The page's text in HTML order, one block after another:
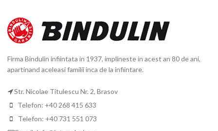
Firma Bindulin infiintata in 1937, implineste in acest an 80 de ani,
apartinand aceleasi familii inca de la infiintare.
Str. Nicolae Titulescu Nr. 2, Brasov
Telefon: +40 268 415 633
Telefon: +40 731 551 073